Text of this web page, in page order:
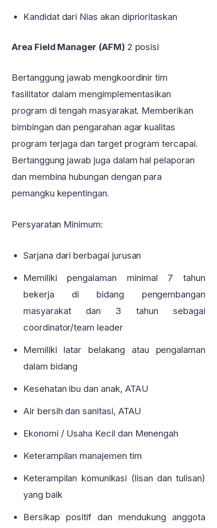
Kandidat dari Nias akan diprioritaskan
Area Field Manager (AFM) 2 posisi
Bertanggung jawab mengkoordinir tim
fasilitator dalam mengimplementasikan
program di tengah masyarakat. Memberikan
bimbingan dan pengarahan agar kualitas
program terjaga dan target program tercapai.
Bertanggung jawab juga dalam hal pelaporan
dan membina hubungan dengan para
pemangku kepentingan.
Persyaratan Minimum:
Sarjana dari berbagai jurusan
Memiliki pengalaman minimal 7 tahun
bekerja di bidang pengembangan
masyarakat dan 3 tahun sebagai
coordinator/team leader
Memiliki latar belakang atau pengalaman
dalam bidang
Kesehatan ibu dan anak, ATAU
Air bersih dan sanitasi, ATAU
Ekonomi / Usaha Kecil dan Menengah
Keterampilan manajemen tim
Keterampilan komunikasi (lisan dan tulisan)
yang baik
Bersikap positif dan mendukung anggota